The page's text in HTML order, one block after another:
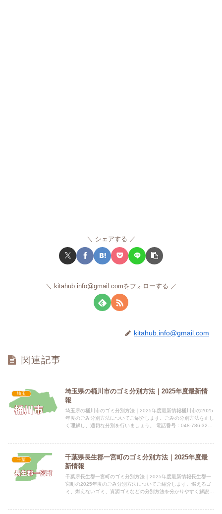
シェアする
kitahub.info@gmail.comをフォローする
kitahub.info@gmail.com
関連記事
埼玉
埼玉県の桶川市のゴミ分別方法｜2025年度最新情
報
埼玉県の桶川市のゴミ分別方法｜2025年度最新情報桶川市の2025
年度のごみ分別方法についてご紹介します。ごみの分別方法を正し
く理解し、適切な分別を行いましょう。 電話番号：048-786-3211
千葉
千葉県長生郡一宮町のゴミ分別方法｜2025年度最
新情報
千葉県長生郡一宮町のゴミ分別方法｜2025年度最新情報長生郡一
宮町の2025年度のごみ分別方法についてご紹介します。燃えるゴ
ミ、燃えないゴミ、資源ゴミなどの分別方法を分かりやすく解説し